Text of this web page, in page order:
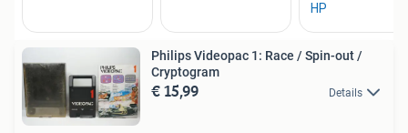
Philips Videopac 1: Race / Spin-out /
Cryptogram
€ 15,99 Details